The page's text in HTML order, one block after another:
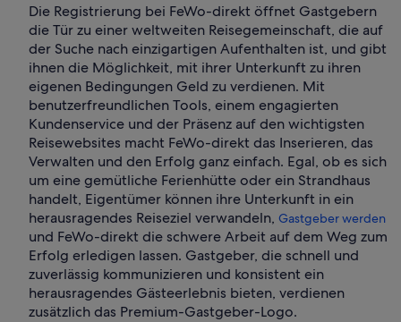
Die Registrierung bei FeWo-direkt öffnet Gastgebern
die Tür zu einer weltweiten Reisegemeinschaft, die auf
der Suche nach einzigartigen Aufenthalten ist, und gibt
ihnen die Möglichkeit, mit ihrer Unterkunft zu ihren
eigenen Bedingungen Geld zu verdienen. Mit
benutzerfreundlichen Tools, einem engagierten
Kundenservice und der Präsenz auf den wichtigsten
Reisewebsites macht FeWo-direkt das Inserieren, das
Verwalten und den Erfolg ganz einfach. Egal, ob es sich
um eine gemütliche Ferienhütte oder ein Strandhaus
handelt, Eigentümer können ihre Unterkunft in ein
herausragendes Reiseziel verwandeln, Gastgeber werden
und FeWo-direkt die schwere Arbeit auf dem Weg zum
Erfolg erledigen lassen. Gastgeber, die schnell und
zuverlässig kommunizieren und konsistent ein
herausragendes Gästeerlebnis bieten, verdienen
zusätzlich das Premium-Gastgeber-Logo.